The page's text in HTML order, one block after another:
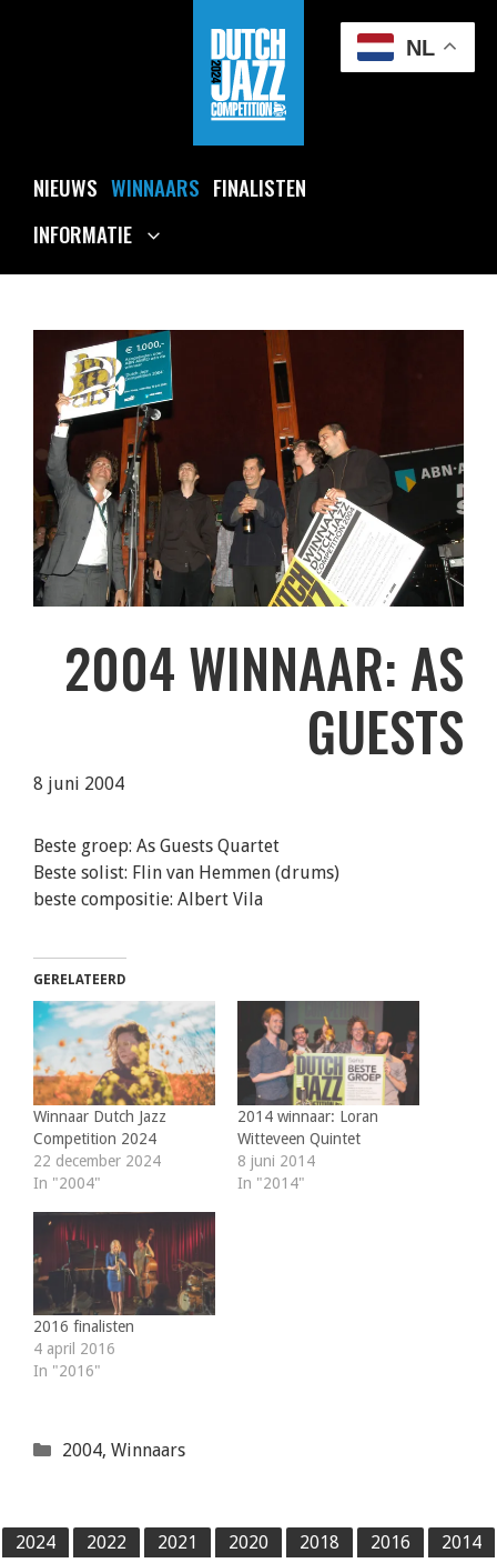
NIEUWS WINNAARS FINALISTEN
INFORMATIE
2004 WINNAAR: AS
GUESTS
8 juni 2004
Beste groep: As Guests Quartet
Beste solist: Flin van Hemmen (drums)
beste compositie: Albert Vila
GERELATEERD
Winnaar Dutch Jazz
Competition 2024
22 december 2024
In "2004"
2014 winnaar: Loran
Witteveen Quintet
8 juni 2014
In "2014"
2016 finalisten
4 april 2016
In "2016"
Categorieën
2004, Winnaars
2024 2022 2021 2020 2018 2016
2014
NL